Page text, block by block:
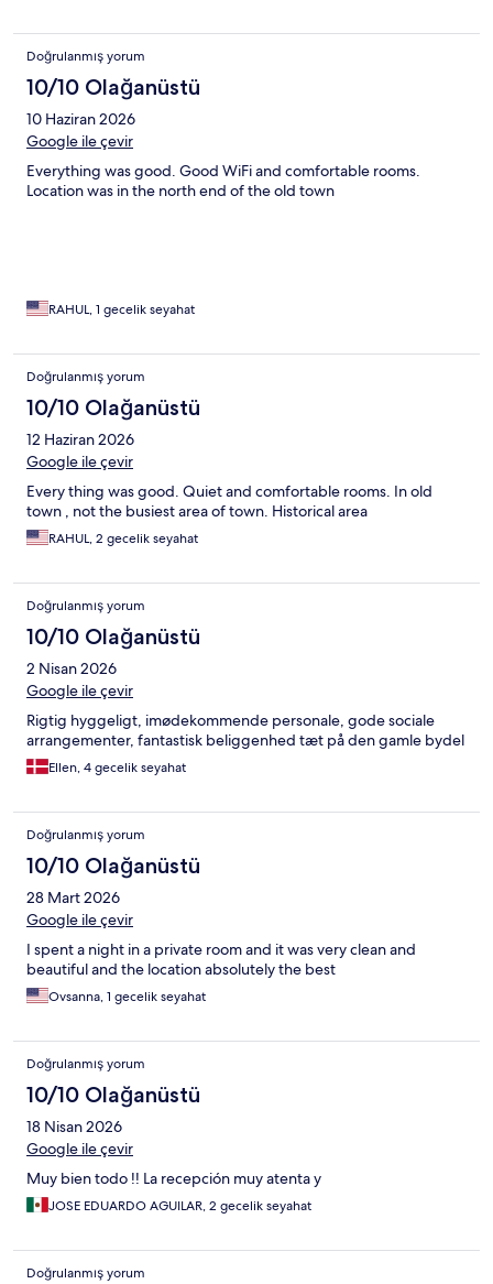
Doğrulanmış yorum
10/10 Olağanüstü
10 Haziran 2026
Google ile çevir
Everything was good. Good WiFi and comfortable rooms.
Location was in the north end of the old town
RAHUL, 1 gecelik seyahat
Doğrulanmış yorum
10/10 Olağanüstü
12 Haziran 2026
Google ile çevir
Every thing was good. Quiet and comfortable rooms. In old
town , not the busiest area of town. Historical area
RAHUL, 2 gecelik seyahat
Doğrulanmış yorum
10/10 Olağanüstü
2 Nisan 2026
Google ile çevir
Rigtig hyggeligt, imødekommende personale, gode sociale
arrangementer, fantastisk beliggenhed tæt på den gamle bydel
Ellen, 4 gecelik seyahat
Doğrulanmış yorum
10/10 Olağanüstü
28 Mart 2026
Google ile çevir
I spent a night in a private room and it was very clean and
beautiful and the location absolutely the best
Ovsanna, 1 gecelik seyahat
Doğrulanmış yorum
10/10 Olağanüstü
18 Nisan 2026
Google ile çevir
Muy bien todo !! La recepción muy atenta y
JOSE EDUARDO AGUILAR, 2 gecelik seyahat
Doğrulanmış yorum